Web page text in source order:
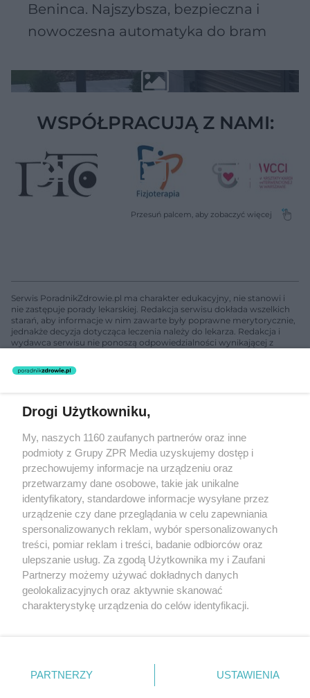
Beninca. Najszybsza, bezpieczna i
nowoczesna automatyka do bram
WSPÓŁPRACUJĄ Z NAMI:
Serwis PoradnikZdrowie.pl ma charakter edukacyjny, nie stanowi i
nie zastępuje porady lekarskiej. Redakcja serwisu dokłada wszelkich
starań, aby informacje w nim zawarte były poprawne merytorycznie,
jednakże decyzja dotycząca leczenia należy do lekarza. Redakcja i
wydawca serwisu nie ponoszą odpowiedzialności wynikającej z
nie prowadzi działalności leczniczej polegającej na udzielaniu
świadczeń zdrowotnych w rozumieniu art. 3 ust 1 ustawy o
Żaden utwór zamieszczony w serwisie nie może być powielany i
rozpowszechniany lub dalej rozpowszechniany w jakikolwiek sposób
(w tym także elektroniczny lub mechaniczny) na jakimkolwiek polu
eksploatacji w jakiejkolwiek formie, włącznie z umieszczaniem w
Internecie bez pisemnej zgody właściciela praw. Jakiekolwiek użycie
lub wykorzystanie utworów w całości lub w części z naruszeniem
prawa, tzn. bez właściwej zgody, jest zabronione pod groźbą kary i
może być ścigane prawnie.
O nas
Drogi Użytkowniku,
My, naszych 1160 zaufanych partnerów oraz inne
podmioty z Grupy ZPR Media uzyskujemy dostęp i
przechowujemy informacje na urządzeniu oraz
przetwarzamy dane osobowe, takie jak unikalne
identyfikatory, standardowe informacje wysyłane przez
urządzenie czy dane przeglądania w celu zapewniania
spersonalizowanych reklam, wybór spersonalizowanych
treści, pomiar reklam i treści, badanie odbiorców oraz
ulepszanie usług. Za zgodą Użytkownika my i Zaufani
Partnerzy możemy używać dokładnych danych
geolokalizacyjnych oraz aktywnie skanować
charakterystykę urządzenia do celów identyfikacji.
zmienić/wycofać klikając przycisk ustawień prywatności
znajdujący się w lewym dolnym rogu strony
PARTNERZY USTAWIENIA